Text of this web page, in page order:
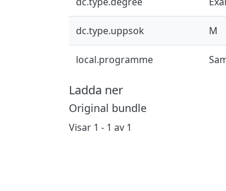
dc.type.uppsok M
local.programme
Ladda ner
Original bundle
Visar 1 - 1 av 1